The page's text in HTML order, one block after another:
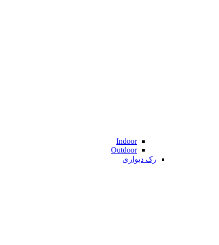
Indoor
Outdoor
رک دیواری